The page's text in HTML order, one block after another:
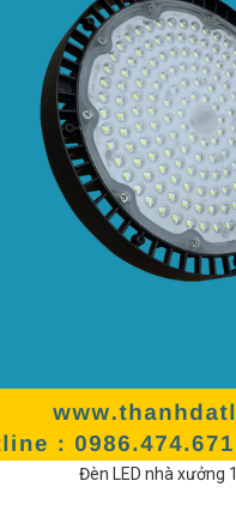
Đèn LED nhà xưởng